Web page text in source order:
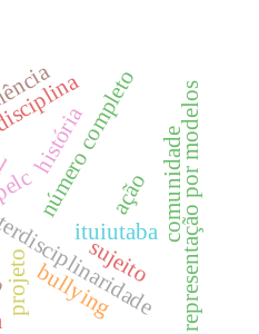
número completo
história
projeto
ituiutaba representação por modelos
comunidade
bullyingsujeito
ação